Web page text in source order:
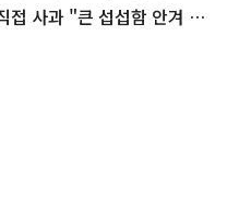
접 사과 "큰 섭섭함 안겨 미